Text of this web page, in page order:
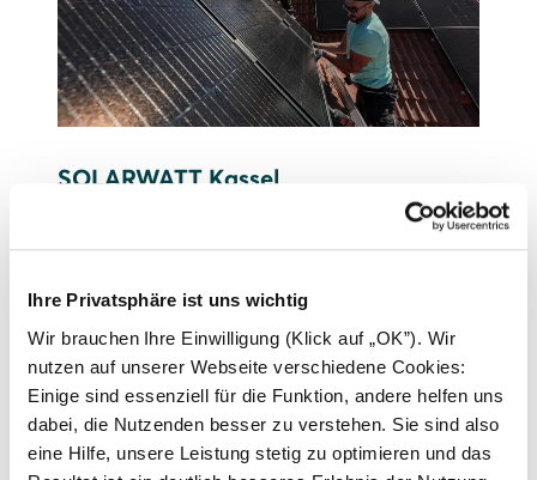
Ihre Privatsphäre ist uns wichtig
Wir brauchen Ihre Einwilligung (Klick auf „OK”). Wir
nutzen auf unserer Webseite verschiedene Cookies:
Einige sind essenziell für die Funktion, andere helfen uns
dabei, die Nutzenden besser zu verstehen. Sie sind also
eine Hilfe, unsere Leistung stetig zu optimieren und das
SOLARWATT Kassel